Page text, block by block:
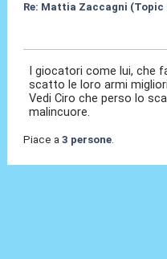
Re: Mattia Zaccagni (Topic
I giocatori come lui, che
scatto le loro armi
Vedi Ciro che perso lo
malincuore.
Piace a 3 persone.